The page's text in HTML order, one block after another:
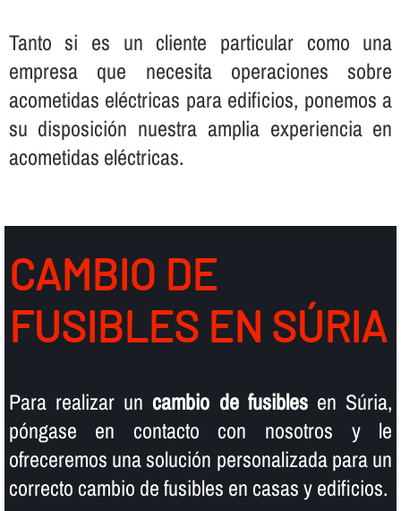
Tanto si es un cliente particular como una
empresa que necesita operaciones sobre
acometidas eléctricas para edificios, ponemos a
su disposición nuestra amplia experiencia en
acometidas eléctricas.
CAMBIO DE
FUSIBLES EN SÚRIA
Para realizar uncambio de fusiblesen Súria,
póngase en contacto con nosotros y le
ofreceremos una solución personalizada para un
correcto cambio de fusibles en casas y edificios.